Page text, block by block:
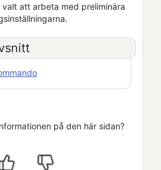
att arbeta med preliminära
.
på den här sidan?